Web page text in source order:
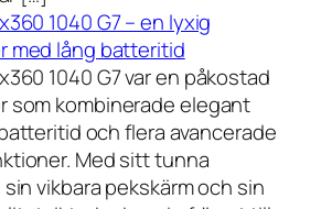
1040 G7 – en lyxig
med lång batteritid
1040 G7 var en påkostad
som kombinerade elegant
och flera avancerade
Med sitt tunna
vikbara pekskärm och sin